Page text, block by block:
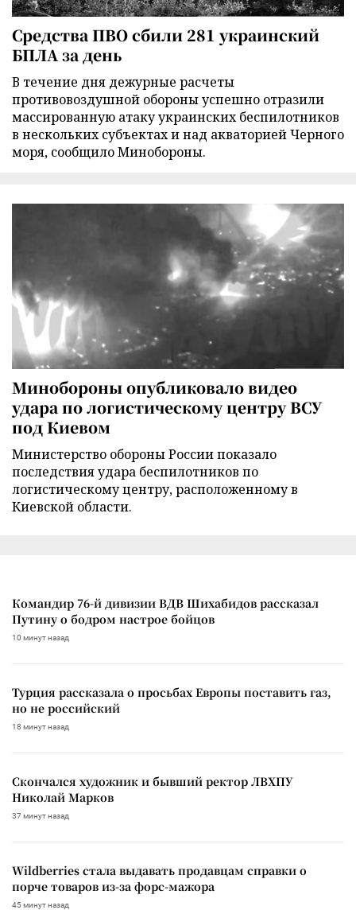
Средства ПВО сбили 281 украинский
БПЛА за день
В течение дня дежурные расчеты
противовоздушной обороны успешно отразили
массированную атаку украинских беспилотников
в нескольких субъектах и над акваторией Черного
моря, сообщило Минобороны.
Минобороны опубликовало видео
удара по логистическому центру ВСУ
под Киевом
Министерство обороны России показало
последствия удара беспилотников по
логистическому центру, расположенному в
Киевской области.
Командир 76-й дивизии ВДВ Шихабидов рассказал
Путину о бодром настрое бойцов
10 минут назад
Турция рассказала о просьбах Европы поставить газ,
но не российский
18 минут назад
Скончался художник и бывший ректор ЛВХПУ
Николай Марков
37 минут назад
Wildberries стала выдавать продавцам справки о
порче товаров из-за форс-мажора
45 минут назад